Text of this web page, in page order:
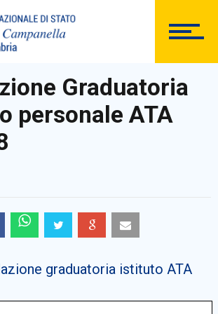
Graduatoria
personale ATA
graduatoria istituto ATA